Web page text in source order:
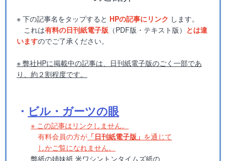
※ 下の記事名をタップすると HPの記事にリンク します。
これは有料の日刊紙電子版 （PDF版・テキスト版） とは違
いますのでご了承ください。
※ 弊社HPに掲載中の記事は、日刊紙電子版のごく一部であ
り、約２割程度です。
・ ビル・ガーツの眼
※ この記事はリンクしません。
有料会員の方が 「日刊紙電子版」 を通じて
しかご覧になれません。
弊紙の姉妹紙 米ワシントンタイムズ紙の